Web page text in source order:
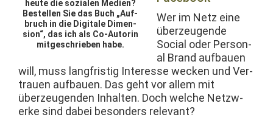
heute die sozialen Medi­en?
Bestellen Sie das Buch „Auf­
bruch in die Dig­i­tale Dimen­
sion“, das ich als Co-Autorin
mit­geschrieben habe.
Wer im Netz eine
überzeu­gende
Social oder Per­son­
al Brand auf­bauen
will, muss langfristig Inter­esse weck­en und Ver­
trauen auf­bauen. Das geht vor allem mit
überzeu­gen­den Inhal­ten. Doch welche Net­zw­
erke sind dabei beson­ders relevant?